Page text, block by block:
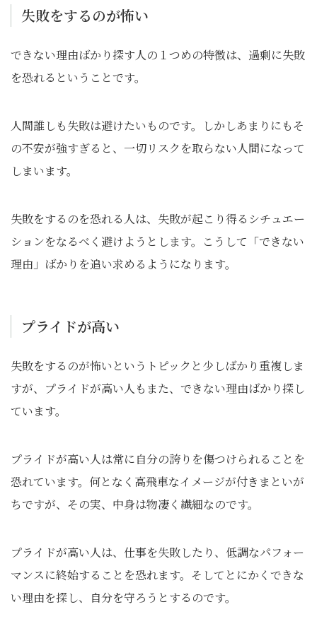
失敗をするのが怖い
できない理由ばかり探す人の１つめの特徴は、過剰に失敗
を恐れるということです。
人間誰しも失敗は避けたいものです。しかしあまりにもそ
の不安が強すぎると、一切リスクを取らない人間になって
しまいます。
失敗をするのを恐れる人は、失敗が起こり得るシチュエー
ションをなるべく避けようとします。こうして「できない
理由」ばかりを追い求めるようになります。
プライドが高い
失敗をするのが怖いというトピックと少しばかり重複しま
すが、プライドが高い人もまた、できない理由ばかり探し
ています。
プライドが高い人は常に自分の誇りを傷つけられることを
恐れています。何となく高飛車なイメージが付きまといが
ちですが、その実、中身は物凄く繊細なのです。
プライドが高い人は、仕事を失敗したり、低調なパフォー
マンスに終始することを恐れます。そしてとにかくできな
い理由を探し、自分を守ろうとするのです。